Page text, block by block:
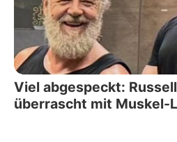
Viel abgespeckt:
überrascht mit Muskel-